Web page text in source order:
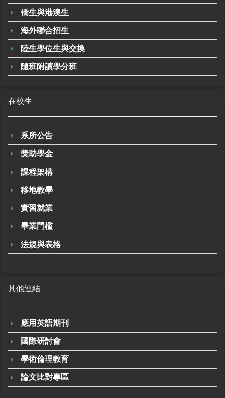
僑生與港澳生
海外聯合招生
陸生學位生與交換
隨班附讀學分班
在校生
系所公告
獎助學金
課程架構
移地教學
實習就業
畢業門檻
法規與表格
其他連結
應用英語期刊
國際研討會
學術倫理教育
論文比對專區